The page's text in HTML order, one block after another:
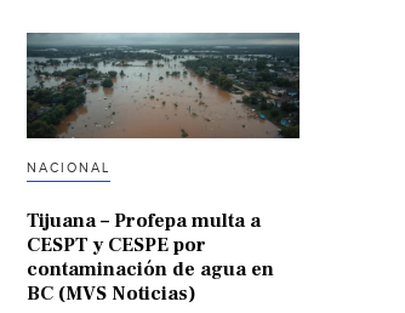
NACIONAL
Tijuana – Profepa multa a
CESPT y CESPE por
contaminación de agua en
BC (MVS Noticias)